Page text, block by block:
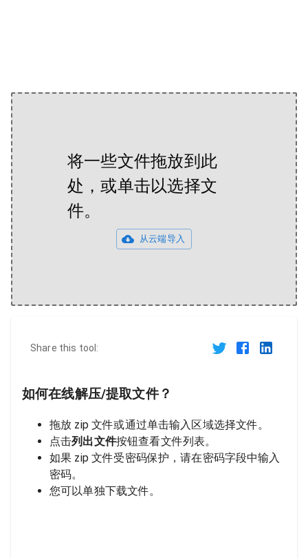
将一些文件拖放到此
处，或单击以选择文
件。
从云端导入
Share this tool:
如何在线解压/提取文件？
拖放 zip 文件或通过单击输入区域选择文件。
点击列出文件按钮查看文件列表。
如果 zip 文件受密码保护，请在密码字段中输入
密码。
您可以单独下载文件。